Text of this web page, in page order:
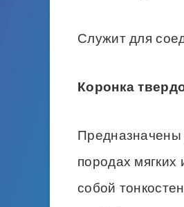
Служит для
Коронка
Предназначены
породах мягких
собой